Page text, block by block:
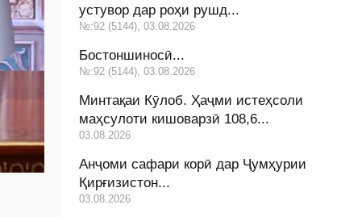
устувор дар роҳи рушд...
№:92 (5144), 03.08.2026
Бостоншиносӣ...
№:92 (5144), 03.08.2026
Минтақаи Кӯлоб. Ҳаҷми истеҳсоли
маҳсулоти кишоварзӣ 108,6...
03.08.2026
Анҷоми сафари корӣ дар Ҷумҳурии
Қирғизистон...
03.08.2026